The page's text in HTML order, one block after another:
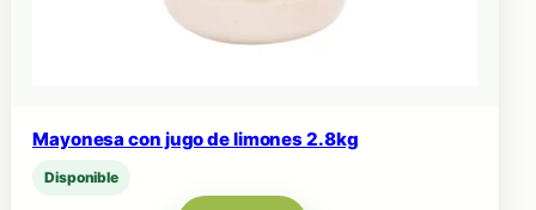
Mayonesa con jugo de limones 2.8kg
Disponible